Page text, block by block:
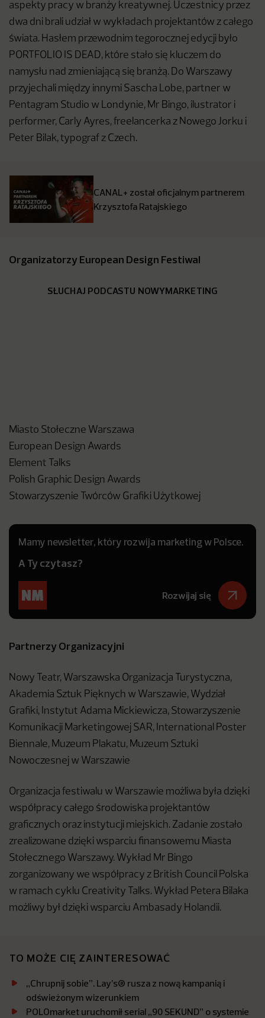
aspekty pracy w branży kreatywnej. Uczestnicy przez
dwa dni brali udział w wykładach projektantów z całego
świata. Hasłem przewodnim tegorocznej edycji było
PORTFOLIO IS DEAD, które stało się kluczem do
namysłu nad zmieniającą się branżą. Do Warszawy
przyjechali między innymi Sascha Lobe, partner w
Pentagram Studio w Londynie, Mr Bingo, ilustrator i
performer, Carly Ayres, freelancerka z Nowego Jorku i
Peter Bilak, typograf z Czech.
CANAL+ został oficjalnym partnerem
Krzysztofa Ratajskiego
Organizatorzy European Design Festiwal
SŁUCHAJ PODCASTU NOWYMARKETING
Miasto Stołeczne Warszawa
European Design Awards
Element Talks
Polish Graphic Design Awards
Stowarzyszenie Twórców Grafiki Użytkowej
Mamy newsletter, który rozwija marketing w Polsce.
A Ty czytasz?
Rozwijaj się
Partnerzy Organizacyjni
Nowy Teatr, Warszawska Organizacja Turystyczna,
Akademia Sztuk Pięknych w Warszawie, Wydział
Grafiki, Instytut Adama Mickiewicza, Stowarzyszenie
Komunikacji Marketingowej SAR, International Poster
Biennale, Muzeum Plakatu, Muzeum Sztuki
Nowoczesnej w Warszawie
Organizacja festiwalu w Warszawie możliwa była dzięki
współpracy całego środowiska projektantów
graficznych oraz instytucji miejskich. Zadanie zostało
zrealizowane dzięki wsparciu finansowemu Miasta
Stołecznego Warszawy. Wykład Mr Bingo
zorganizowany we współpracy z British Council Polska
w ramach cyklu Creativity Talks. Wykład Petera Bilaka
możliwy był dzięki wsparciu Ambasady Holandii.
TO MOŻE CIĘ ZAINTERESOWAĆ
„Chrupnij sobie”. Lay’s® rusza z nową kampanią i
odświeżonym wizerunkiem
POLOmarket uruchomił serial „90 SEKUND” o systemie